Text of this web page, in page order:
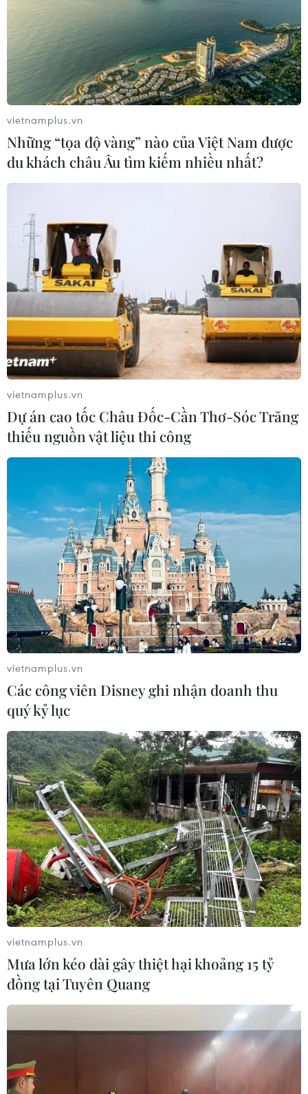
OPEC+ dự kiến tiếp tục “mở van” dầu bất
chấp giá giao dịch ở mức thấp
26/05/2025 11:04
như tháng Năm và tháng Sáu, trong khi kế hoạch ban
đầu chỉ kêu gọi tăng 137.000 thùng.
OPEC+ rục rịch tăng sản lượng trong
tháng Bảy, giá dầu thế giới đi xuống
23/05/2025 00:27
Theo Bloomberg, việc tăng sản lượng thêm 411.000
thùng/ngày trong tháng Bảy là một trong những lựa
chọn đang được thảo luận, dù chưa có thỏa thuận cuối
cùng.
vietnamplus.vn
Những “tọa độ vàng” nào của Việt Nam được
du khách châu Âu tìm kiếm nhiều nhất?
vietnamplus.vn
Dự án cao tốc Châu Đốc-Cần Thơ-Sóc Trăng
thiếu nguồn vật liệu thi công
vietnamplus.vn
Các công viên Disney ghi nhận doanh thu
quý kỷ lục
vietnamplus.vn
Mưa lớn kéo dài gây thiệt hại khoảng 15 tỷ
đồng tại Tuyên Quang